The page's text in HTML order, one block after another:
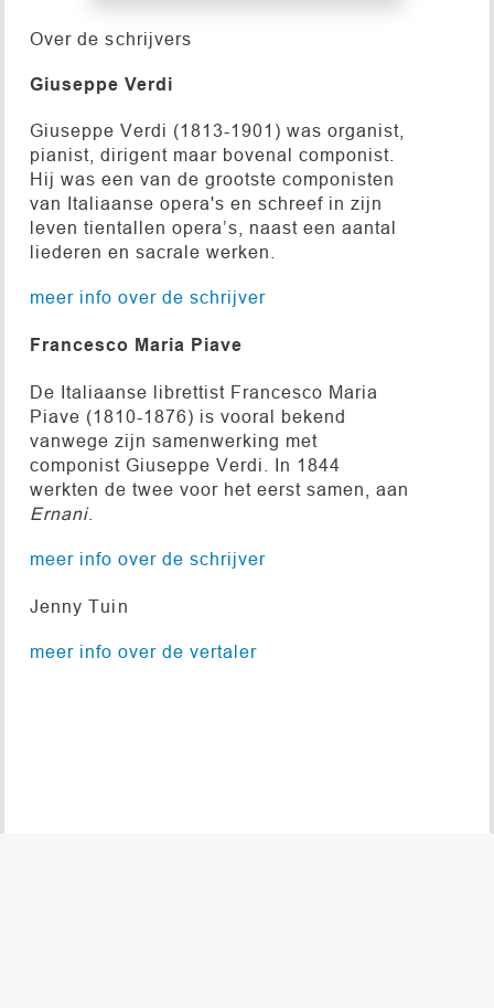
Over de schrijvers
Giuseppe Verdi
Giuseppe Verdi (1813-1901) was organist,
pianist, dirigent maar bovenal componist.
Hij was een van de grootste componisten
van Italiaanse opera's en schreef in zijn
leven tientallen opera’s, naast een aantal
liederen en sacrale werken.
meer info over de schrijver
Francesco Maria Piave
De Italiaanse librettist Francesco Maria
Piave (1810-1876) is vooral bekend
vanwege zijn samenwerking met
componist Giuseppe Verdi. In 1844
werkten de twee voor het eerst samen, aan
Ernani.
meer info over de schrijver
Jenny Tuin
meer info over de vertaler